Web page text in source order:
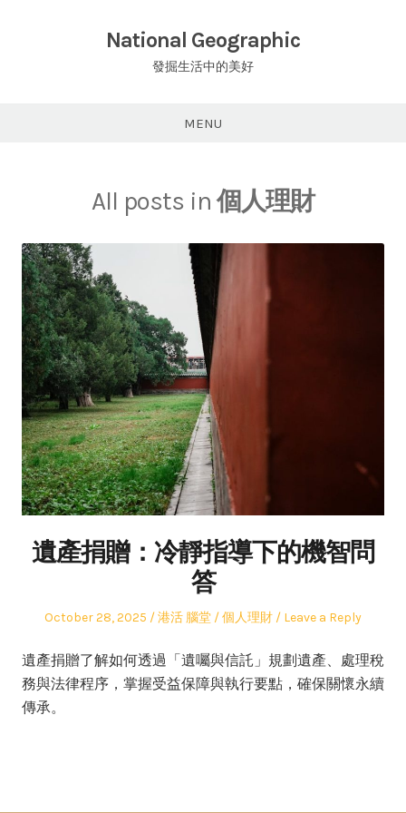
National Geographic
發掘生活中的美好
MENU
All posts in個人理財
遺產捐贈：冷靜指導下的機智問
答
Posted
October 28, 2025 Author
港活 腦堂
Posted
個人理財 Leave a Reply
遺產捐贈了解如何透過「遺囑與信託」規劃遺產、處理稅
務與法律程序，掌握受益保障與執行要點，確保關懷永續
傳承。